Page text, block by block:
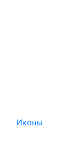
Иконы